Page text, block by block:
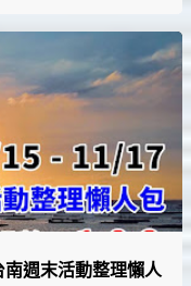
南週末活動整理懶人